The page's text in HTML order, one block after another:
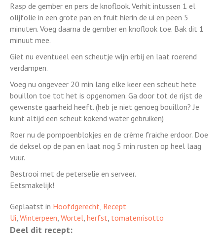
Rasp de gember en pers de knoflook. Verhit intussen 1 el
olijfolie in een grote pan en fruit hierin de ui en peen 5
minuten. Voeg daarna de gember en knoflook toe. Bak dit 1
minuut mee.
Giet nu eventueel een scheutje wijn erbij en laat roerend
verdampen.
Voeg nu ongeveer 20 min lang elke keer een scheut hete
bouillon toe tot het is opgenomen. Ga door tot de rijst de
gewenste gaarheid heeft. (heb je niet genoeg bouillon? Je
kunt altijd een scheut kokend water gebruiken)
Roer nu de pompoenblokjes en de crème fraiche erdoor. Doe
de deksel op de pan en laat nog 5 min rusten op heel laag
vuur.
Bestrooi met de peterselie en serveer.
Eetsmakelijk!
Geplaatst in Hoofdgerecht, Recept
Ui, Winterpeen, Wortel, herfst, tomatenrisotto
Deel dit recept: